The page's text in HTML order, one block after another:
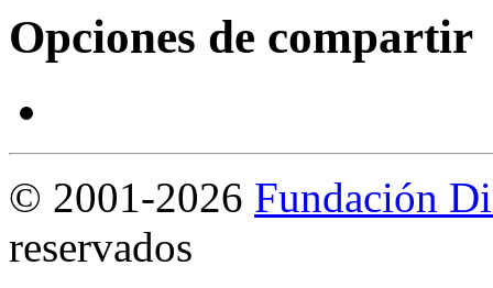
Opciones de compartir
© 2001-2026 Fundación
reservados